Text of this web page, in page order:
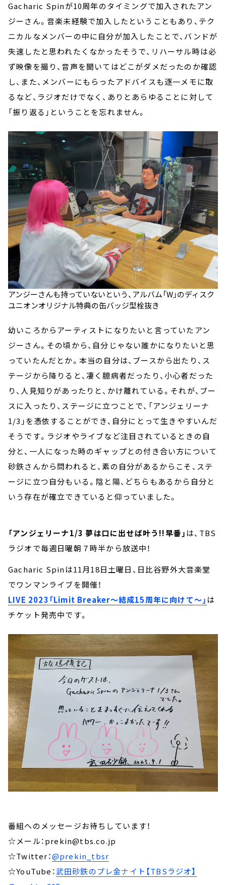
Gacharic Spinが10周年のタイミングで加入されたアン
ジーさん。音楽未経験で加入したということもあり、テク
ニカルなメンバーの中に自分が加入したことで、バンドが
失速したと思われたくなかったそうで、リハーサル時は必
ず映像を撮り、音声を聞いてはどこがダメだったのか確認
し、また、メンバーにもらったアドバイスも逐一メモに取
るなど、ラジオだけでなく、ありとあらゆることに対して
「振り返る」ということを忘れません。
アンジーさんも持っていないという、アルバム「W」のディスク
ユニオンオリジナル特典の缶バッジ型栓抜き
幼いころからアーティストになりたいと言っていたアン
ジーさん。その頃から、自分じゃない誰かになりたいと思
っていたんだとか。本当の自分は、ブースから出たり、ス
テージから降りると、凄く臆病者だったり、小心者だった
り、人見知りがあったりと、かけ離れている。それが、ブー
スに入ったり、ステージに立つことで、「アンジェリーナ
1/3」を憑依することができ、自分にとって生きやすいんだ
そうです。ラジオやライブなど注目されているときの自
分と、一人になった時のギャップとの付き合い方について
砂鉄さんから問われると、素の自分があるからこそ、ステ
ージに立つ自分もいる。陰と陽、どちらもあるから自分と
いう存在が確立できていると仰っていました。
「アンジェリーナ1/3 夢は口に出せば叶う!!早番」 は、TBS
ラジオで毎週日曜朝７時半から放送中！
Gacharic Spinは11月18日土曜日、日比谷野外大音楽堂
でワンマンライブを開催！
LIVE 2023「Limit Breaker～結成15周年に向けて～」 は
チケット発売中です。
番組へのメッセージお待ちしています！
☆メール：prekin@tbs.co.jp
☆Twitter：@prekin_tbsr
☆YouTube：武田砂鉄のプレ金ナイト【TBSラジオ】